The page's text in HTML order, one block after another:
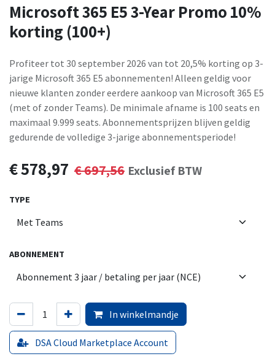
Microsoft 365 E5 3-Year Promo 10%
korting (100+)
Profiteer tot 30 september 2026 van tot 20,5% korting op 3-
jarige Microsoft 365 E5 abonnementen! Alleen geldig voor
nieuwe klanten zonder eerdere aankoop van Microsoft 365 E5
(met of zonder Teams). De minimale afname is 100 seats en
maximaal 9.999 seats. Abonnementsprijzen blijven geldig
gedurende de volledige 3-jarige abonnementsperiode!
€578,97 €697,56 Exclusief BTW
TYPE
ABONNEMENT
In winkelmandje
DSA Cloud Marketplace Account